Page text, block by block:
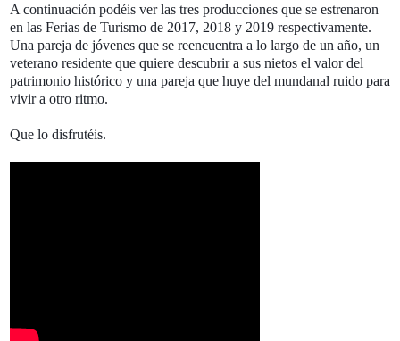
A continuación podéis ver las tres producciones que se estrenaron
en las Ferias de Turismo de 2017, 2018 y 2019 respectivamente.
Una pareja de jóvenes que se reencuentra a lo largo de un año, un
veterano residente que quiere descubrir a sus nietos el valor del
patrimonio histórico y una pareja que huye del mundanal ruido para
vivir a otro ritmo.
Que lo disfrutéis.